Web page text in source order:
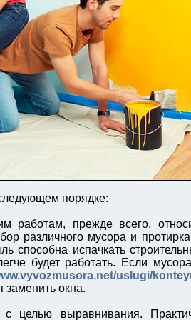
порядке:
работам, прежде всего,
различного мусора и
способна испачкать
будет работать. Если
uslugi/
заменить окна.
целью выравнивания.